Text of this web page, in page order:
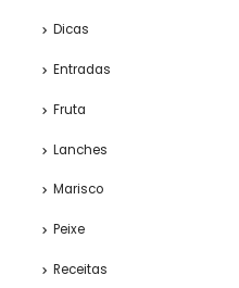
Dicas
Entradas
Fruta
Lanches
Marisco
Peixe
Receitas